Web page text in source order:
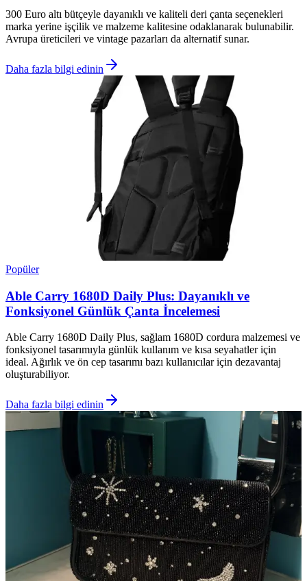
300 Euro altı bütçeyle dayanıklı ve kaliteli deri çanta seçenekleri
marka yerine işçilik ve malzeme kalitesine odaklanarak bulunabilir.
Avrupa üreticileri ve vintage pazarları da alternatif sunar.
Daha fazla bilgi edinin
Popüler
Able Carry 1680D Daily Plus: Dayanıklı ve
Fonksiyonel Günlük Çanta İncelemesi
Able Carry 1680D Daily Plus, sağlam 1680D cordura malzemesi ve
fonksiyonel tasarımıyla günlük kullanım ve kısa seyahatler için
ideal. Ağırlık ve ön cep tasarımı bazı kullanıcılar için dezavantaj
oluşturabiliyor.
Daha fazla bilgi edinin